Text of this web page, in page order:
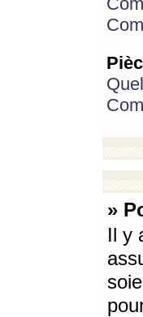
»
Il y